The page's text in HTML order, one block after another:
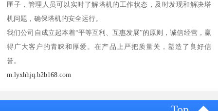
匣子，管理人员可以实时了解塔机的工作状态，及时发现和解决塔
机问题，确保塔机的安全运行。
我们公司自成立起本着“平等互利、互惠发展”的原则，诚信经营，赢
得广大客户的青睐和厚爱。在产品上严把质量关，塑造了良好信
誉。
m.lyxhhjq.b2b168.com